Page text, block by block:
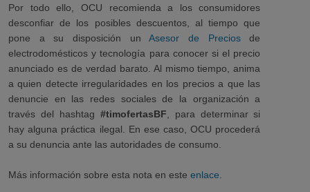
Por todo ello, OCU recomienda a los consumidores
desconfiar de los posibles descuentos, al tiempo que
pone a su disposición unAsesor de Precios
de
electrodomésticos y tecnología para conocer si el precio
anunciado es de verdad barato. Al mismo tiempo, anima
a quien detecte irregularidades en los precios a que las
denuncie en las redes sociales de la organización a
través del hashtag #timofertasBF , para determinar si
hay alguna práctica ilegal. En ese caso, OCU procederá
a su denuncia ante las autoridades de consumo
Más información sobre esta nota en este enlace